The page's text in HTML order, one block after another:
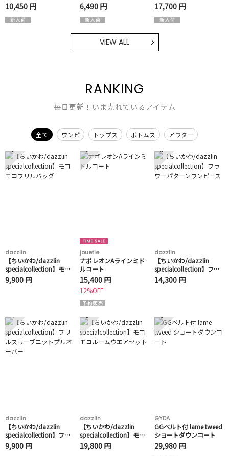
10,450 円 6,490 円 17,700 円
VIEW ALL
RANKING
毎日更新！いま売れているアイテム
全て ワンピ トップス ボトムス アウター
1
dazzlin
【ちいかわ/dazzlin
specialcollection】モコ
モコフリルバッグ
9,900 円
2
jouetie
ナポレオンAラインミド
ルコート
15,400 円
12%OFF
3
dazzlin
【ちいかわ/dazzlin
specialcollection】フラ
ワーパターンワンピース
14,300 円
4
dazzlin
【ちいかわ/dazzlin
specialcollection】フリ
ルスリーブニットプルオ
ーバー
9,900 円
5
dazzlin
【ちいかわ/dazzlin
specialcollection】モコ
モコルームウエアセット
19,800 円
6
GYDA
GGベルト付 lame tweed
ショートダウンコート
29,980 円